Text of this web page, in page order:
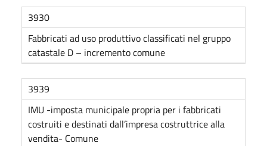
3930
Fabbricati ad uso produttivo classificati nel gruppo
catastale D – incremento comune
3939
IMU -imposta municipale propria per i fabbricati
costruiti e destinati dall’impresa costruttrice alla
vendita- Comune